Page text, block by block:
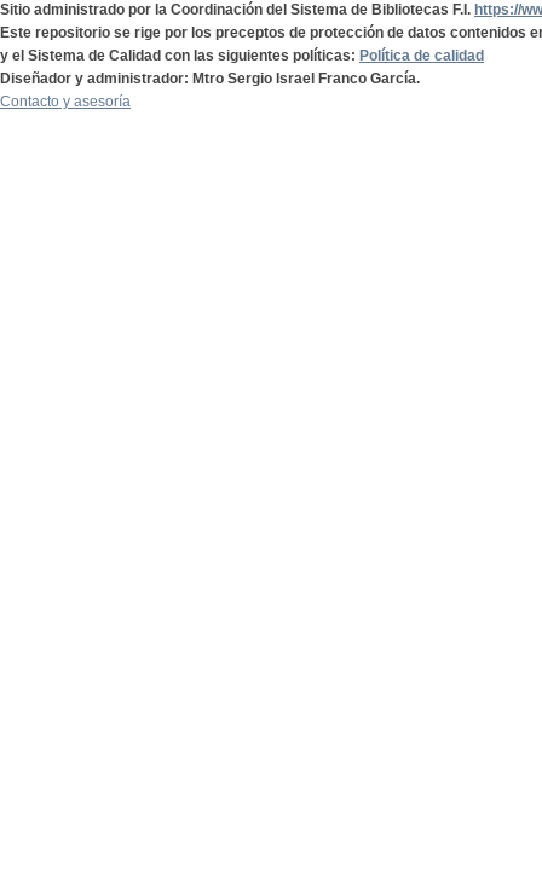
Sitio administrado por la Coordinación del Sistema de Bibliotecas F.I. https://
Este repositorio se rige por los preceptos de protección de datos contenidos
y el Sistema de Calidad con las siguientes políticas: Política de calidad
Diseñador y administrador: Mtro Sergio Israel Franco García.
Contacto y asesoría